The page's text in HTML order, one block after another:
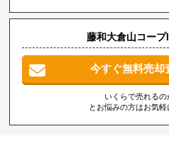
藤和大倉山コー
今すぐ無料売却
いくらで売れるの
とお悩みの方はお気軽